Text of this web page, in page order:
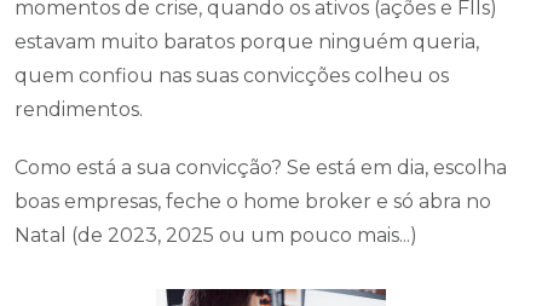
momentos de crise, quando os ativos (ações e FIIs)
estavam muito baratos porque ninguém queria,
quem confiou nas suas convicções colheu os
rendimentos.
Como está a sua convicção? Se está em dia, escolha
boas empresas, feche o home broker e só abra no
Natal (de 2023, 2025 ou um pouco mais...)